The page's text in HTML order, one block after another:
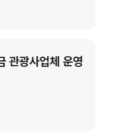
관광사업체 운영